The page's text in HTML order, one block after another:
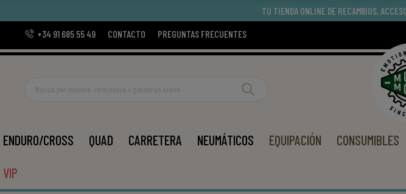
TU TIENDA ONLINE DE RECAMBIOS,
+34 91 685 55 49
CONTACTO PREGUNTAS FRECUENTES
ENDURO/CROSS QUAD CARRETERA NEUMÁTICOS EQUIPACIÓN CONSUMIBLES
VIP